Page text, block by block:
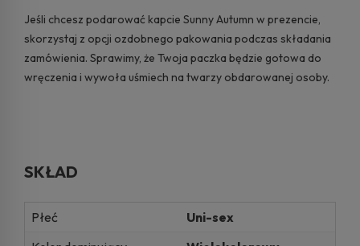
Jeśli chcesz podarować kapcie Sunny Autumn w prezencie,
skorzystaj z opcji ozdobnego pakowania podczas składania
zamówienia. Sprawimy, że Twoja paczka będzie gotowa do
wręczenia i wywoła uśmiech na twarzy obdarowanej osoby.
SKŁAD
Płeć
Uni-sex